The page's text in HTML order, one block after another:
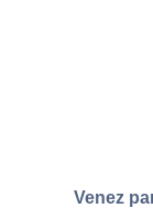
Venez